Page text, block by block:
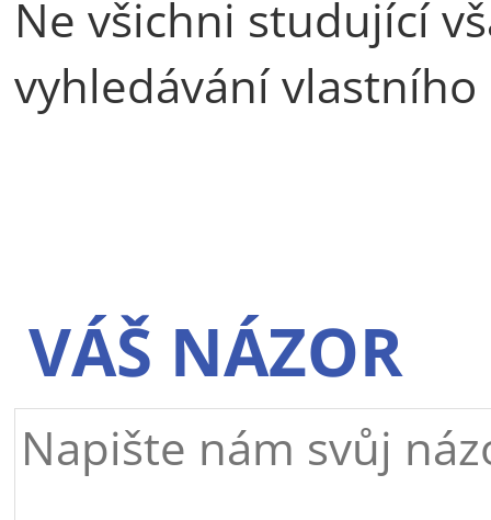
Ne všichni studující
vyhledávání
VÁŠ NÁZOR